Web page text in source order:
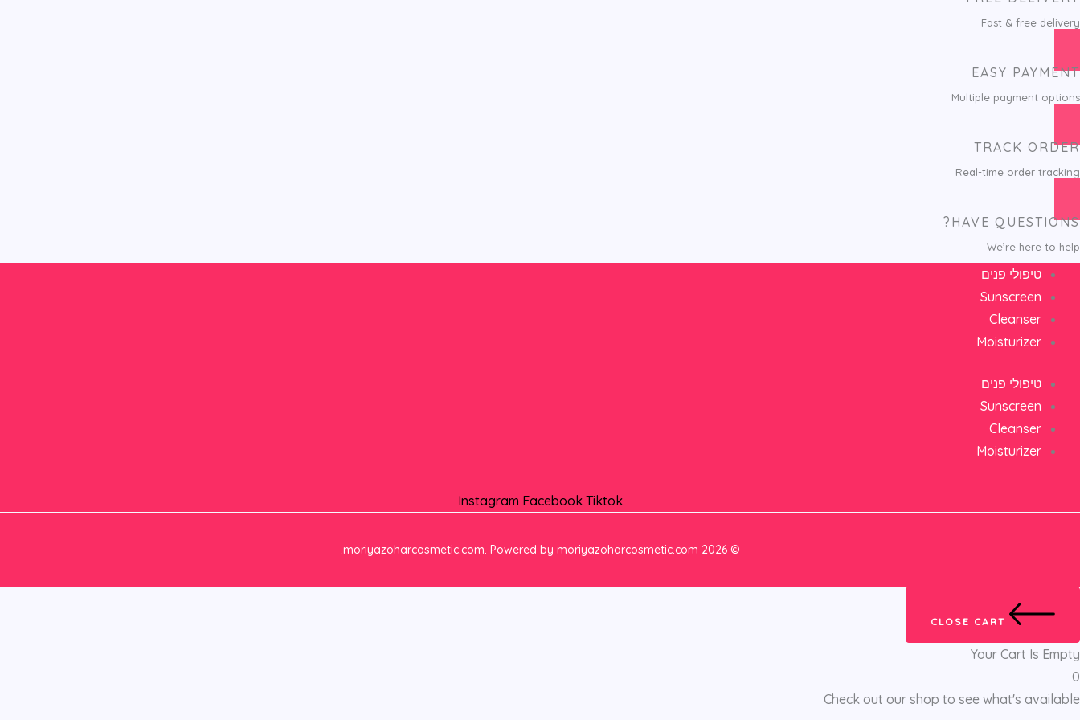
Fast & free delivery
EASY PAYMENT
Multiple payment options
TRACK ORDER
Real-time order tracking
HAVE QUESTIONS?
We’re here to help
טיפולי פנים
Sunscreen
Cleanser
Moisturizer
טיפולי פנים
Sunscreen
Cleanser
Moisturizer
Instagram Facebook Tiktok
© 2026 moriyazoharcosmetic.com. Powered by moriyazoharcosmetic.com.
CLOSE CART
Your Cart Is Empty
0
Check out our shop to see what's available